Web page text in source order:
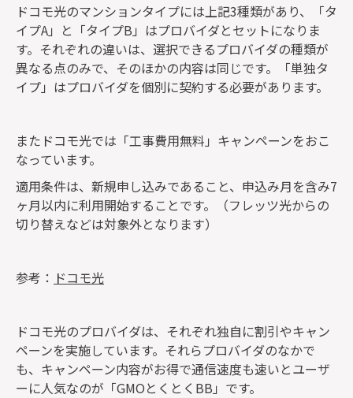
ドコモ光のマンションタイプには上記3種類があり、「タ
イプA」と「タイプB」はプロバイダとセットになりま
す。それぞれの違いは、選択できるプロバイダの種類が
異なる点のみで、そのほかの内容は同じです。「単独タ
イプ」はプロバイダを個別に契約する必要があります。
またドコモ光では「工事費用無料」キャンペーンをおこ
なっています。
適用条件は、新規申し込みであること、申込み月を含み7
ヶ月以内に利用開始することです。（フレッツ光からの
切り替えなどは対象外となります）
参考： ドコモ光
ドコモ光のプロバイダは、それぞれ独自に割引やキャン
ペーンを実施しています。それらプロバイダのなかで
も、キャンペーン内容がお得で通信速度も速いとユーザ
ーに人気なのが「GMOとくとくBB」です。